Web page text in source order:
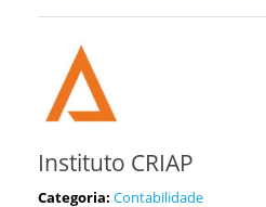
Instituto CRIAP
Categoria: Contabilidade